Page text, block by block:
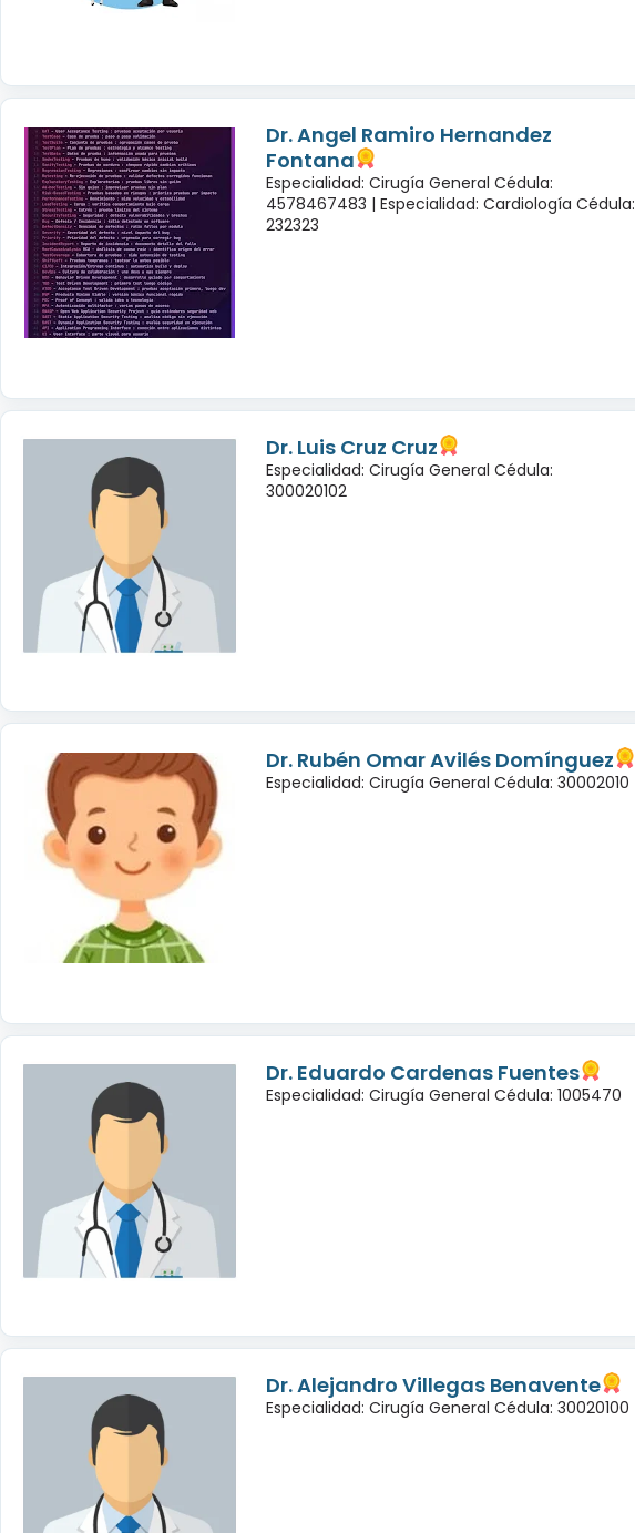
Dr. Angel Ramiro Hernandez
Fontana
Especialidad: Cirugía General Cédula:
4578467483 | Especialidad: Cardiología Cédula:
232323
Dr. Luis Cruz Cruz
Especialidad: Cirugía General Cédula:
300020102
Dr. Rubén Omar Avilés Domínguez
Especialidad: Cirugía General Cédula: 30002010
Dr. Eduardo Cardenas Fuentes
Especialidad: Cirugía General Cédula: 1005470
Dr. Alejandro Villegas Benavente
Especialidad: Cirugía General Cédula: 30020100